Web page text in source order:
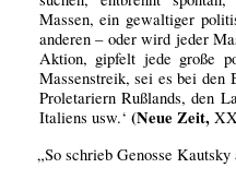
Massen, ein gewaltiger
anderen – oder wird jeder
Aktion, gipfelt jede große
Massenstreik, sei es bei den
Proletariern Rußlands, den
Italiens usw.‘ (Neue Zeit,
„So schrieb Genosse